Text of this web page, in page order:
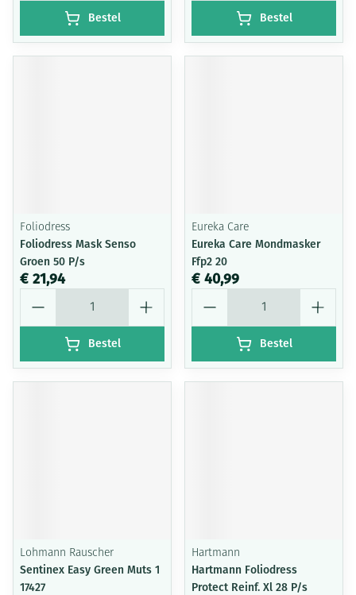
Bestel Bestel
Foliodress
Foliodress Mask Senso
Groen 50 P/s
€ 21,94
Bestel
Eureka Care
Eureka Care Mondmasker
Ffp2 20
€ 40,99
Bestel
Lohmann Rauscher
Sentinex Easy Green Muts 1
17427
Hartmann
Hartmann Foliodress
Protect Reinf. Xl 28 P/s